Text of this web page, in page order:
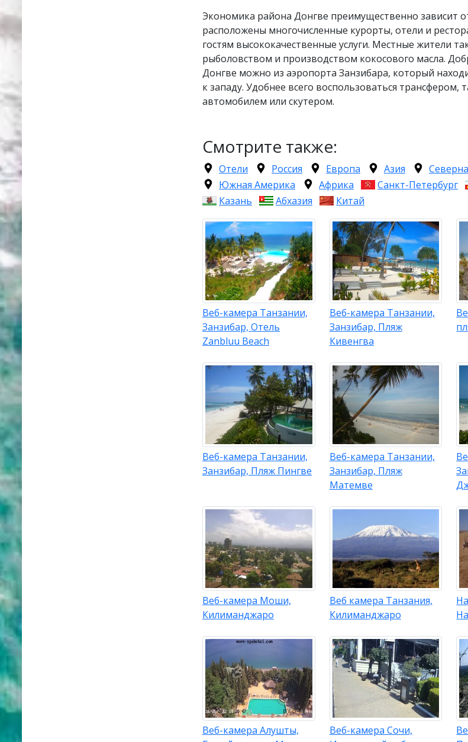
Экономика района Донгве преимущественно зависит
расположены многочисленные курорты, отели и
гостям высококачественные услуги. Местные жители
рыболовством и производством кокосового масла.
Донгве можно из аэропорта Занзибара, который
к западу. Удобнее всего воспользоваться трансфером,
автомобилем или скутером.
Смотрите также:
Отели Россия Европа Азия
Южная Америка
Африка Санкт-Петербург
Казань
Абхазия Китай
Веб-камера Танзании,
Занзибар, Отель
Zanbluu Beach
Веб-камера Танзании,
Занзибар, Пляж
Кивенгва
Веб-камера Танзании,
Занзибар, Пляж Пингве
Веб-камера Танзании,
Занзибар, Пляж
Матемве
Веб-камера Моши,
Килиманджаро
Веб камера Танзания,
Килиманджаро
Веб-камера Алушты,
Веб-камера Сочи,